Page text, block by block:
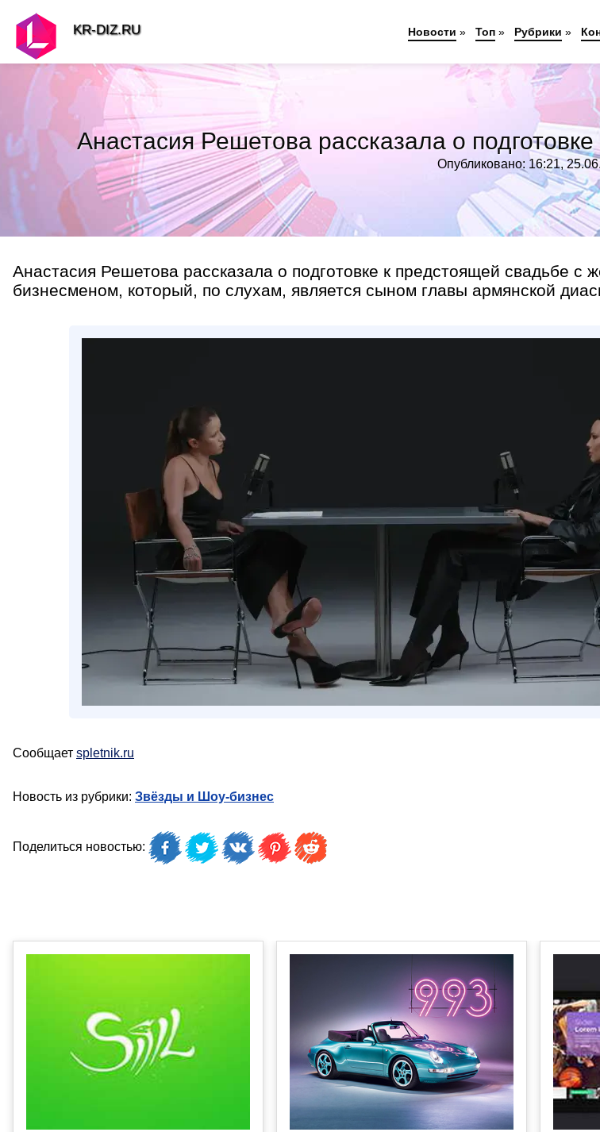
Анастасия Решетова рассказала о
Опубликовано: 16:21,
Анастасия Решетова рассказала о подготовке к предстоящей свадьбе с
бизнесменом, который, по слухам, является сыном главы армянской
Сообщает spletnik.ru
Новость из рубрики: Звёзды и Шоу-бизнес
Поделиться новостью:
KR-DIZ.RU Новости » Топ » Рубрики »